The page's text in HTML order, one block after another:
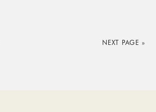
NEXT PAGE »